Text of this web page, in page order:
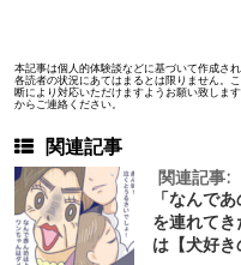
本記事は個人的体験談などに基づいて作成さ
各読者の状況にあてはまるとは限りません。
断により対応いただけますようお願い致しま
からご連絡ください。
関連記事
関連記事:
「なんで
を連れて
は【犬好